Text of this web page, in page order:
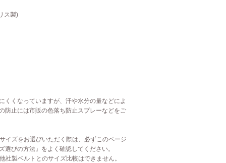
ス製)
くなっていますが、汗や水分の量などによ
防止には市販の色落ち防止スプレーなどをご
イズをお選びいただく際は、必ずこのページ
選びの方法』をよく確認してください。
製ベルトとのサイズ比較はできません。